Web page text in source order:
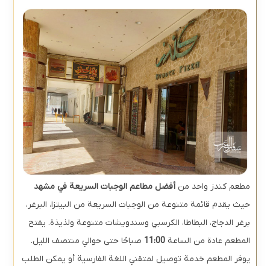
مطعم كندز واحد منأفضل مطاعم الوجبات السريعة في مشهد
حيث يقدم قائمة متنوعة من الوجبات السريعة من البيتزا، البرغر،
برغر الدجاج، البطاطا، الكرسبي وسندويشات متنوعة ولذيذة. يفتح
المطعم عادة من الساعة11:00 صباحًا حتى حوالي منتصف الليل.
يوفر المطعم خدمة توصيل لمتقني اللغة الفارسية أو يمكن الطلب